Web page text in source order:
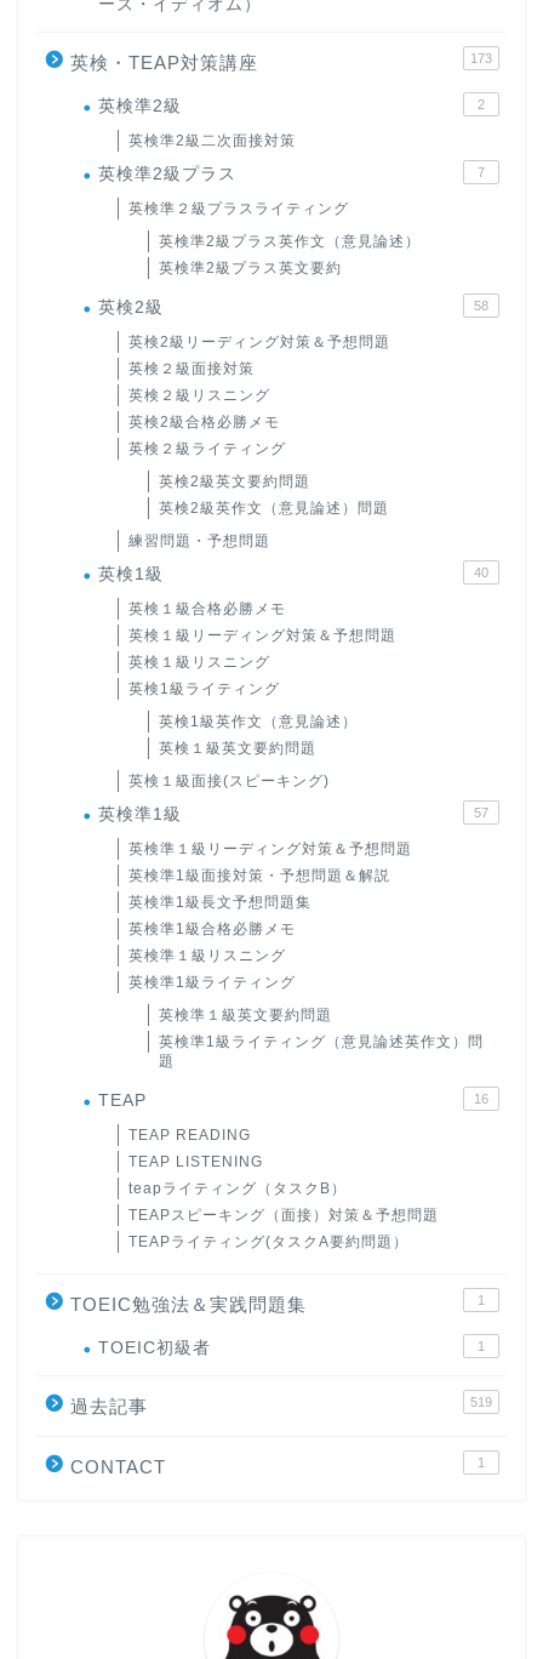
ーズ・イディオム）
英検・TEAP対策講座 173
英検準2級 2
英検準2級二次面接対策
英検準2級プラス 7
英検準２級プラスライティング
英検準2級プラス英作文（意見論述）
英検準2級プラス英文要約
英検2級 58
英検2級リーディング対策＆予想問題
英検２級面接対策
英検２級リスニング
英検2級合格必勝メモ
英検２級ライティング
英検2級英文要約問題
英検2級英作文（意見論述）問題
練習問題・予想問題
英検1級 40
英検１級合格必勝メモ
英検１級リーディング対策＆予想問題
英検１級リスニング
英検1級ライティング
英検1級英作文（意見論述）
英検１級英文要約問題
英検１級面接(スピーキング)
英検準1級 57
英検準１級リーディング対策＆予想問題
英検準1級面接対策・予想問題＆解説
英検準1級長文予想問題集
英検準1級合格必勝メモ
英検準１級リスニング
英検準1級ライティング
英検準１級英文要約問題
英検準1級ライティング（意見論述英作文）問
題
TEAP 16
TEAP READING
TEAP LISTENING
teapライティング（タスクB）
TEAPスピーキング（面接）対策＆予想問題
TEAPライティング(タスクA要約問題）
TOEIC勉強法＆実践問題集 1
TOEIC初級者 1
過去記事 519
CONTACT 1
大学入試英語対策講座